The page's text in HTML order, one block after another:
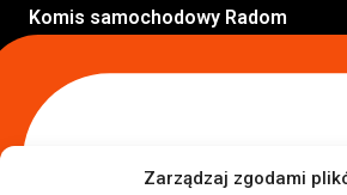
Zarządzaj zgodami
Komis samochodowy Radom
Komis samochodowy Opole
Komis samochodowy Lublin
Inne Lokalizacje